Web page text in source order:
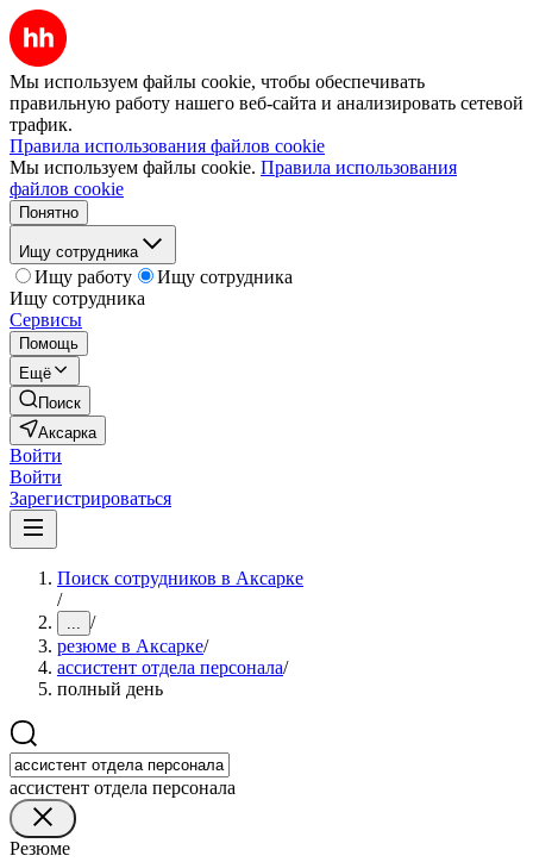
Мы используем файлы cookie, чтобы обеспечивать
правильную работу нашего веб-сайта и анализировать сетевой
трафик.
Правила использования файлов cookie
Мы используем файлы cookie. Правила использования
файлов cookie
Понятно
Ищу сотрудника
Ищу работу
Ищу сотрудника
Ищу сотрудника
Сервисы
Помощь
Ещё
Поиск
Аксарка
Войти
Войти
Зарегистрироваться
Поиск сотрудников в Аксарке
/
... /
резюме в Аксарке/
ассистент отдела персонала/
полный день
ассистент отдела персонала
Резюме